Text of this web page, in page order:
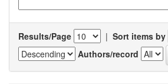
Results/Page | Sort items by
Authors/record